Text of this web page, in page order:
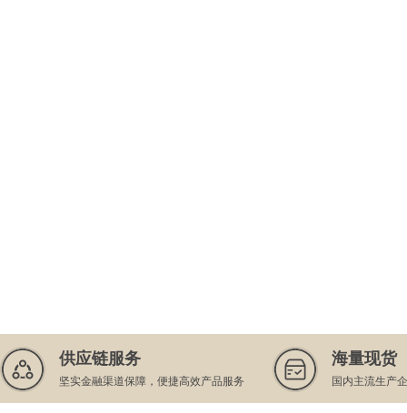
供应链服务
坚实金融渠道保障，便捷高效产品服务
海量现货
国内主流生产